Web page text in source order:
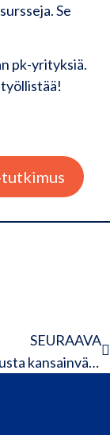
Se
pk-yrityksiä.
työllistää!
tutkimus
SEURAAVA
Rahoitusta kansainvälistymiseen